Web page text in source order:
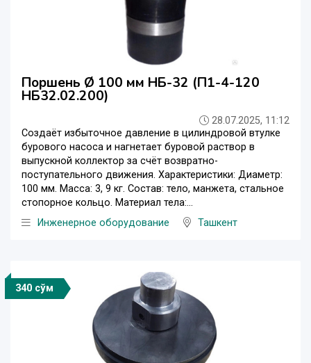
Поршень Ø 100 мм НБ-32 (П1-4-120
НБ32.02.200)
28.07.2025, 11:12
Создаёт избыточное давление в цилиндровой втулке
бурового насоса и нагнетает буровой раствор в
выпускной коллектор за счёт возвратно-
поступательного движения. Характеристики: Диаметр:
100 мм. Масса: 3, 9 кг. Состав: тело, манжета, стальное
стопорное кольцо. Материал тела:...
Инженерное оборудование
Ташкент
340 сўм